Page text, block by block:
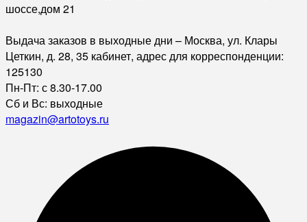
шоссе,дом 21
Выдача заказов в выходные дни – Москва, ул. Клары
Цеткин, д. 28, 35 кабинет, адрес для корреспонденции:
125130
Пн-Пт: с 8.30-17.00
Сб и Вс: выходные
magazin@artotoys.ru